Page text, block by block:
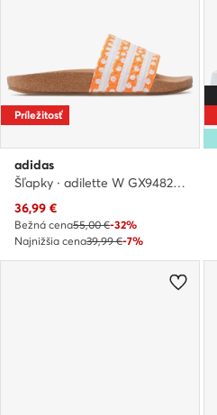
Príležitosť
adidas
Šľapky · adilette W GX9482 · Biela
Aktuálna cena
36,99 €
Bežná cena55,00 €-32%
Najnižšia cena39,99 €-7%